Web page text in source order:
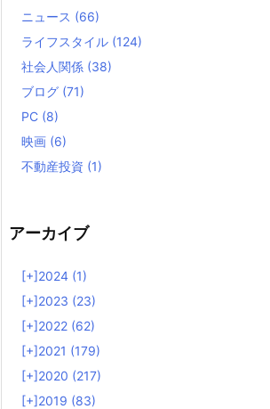
ニュース (66)
ライフスタイル (124)
社会人関係 (38)
ブログ (71)
PC (8)
映画 (6)
不動産投資 (1)
アーカイブ
[+]2024 (1)
[+]2023 (23)
[+]2022 (62)
[+]2021 (179)
[+]2020 (217)
[+]2019 (83)